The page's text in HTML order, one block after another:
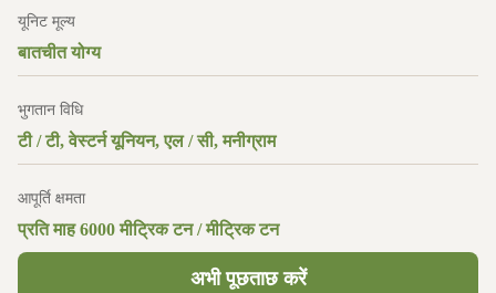
यूनिट मूल्य
बातचीत योग्य
भुगतान विधि
टी / टी, वेस्टर्न यूनियन, एल / सी, मनीग्राम
आपूर्ति क्षमता
प्रति माह 6000 मीट्रिक टन / मीट्रिक टन
अभी पूछताछ करें